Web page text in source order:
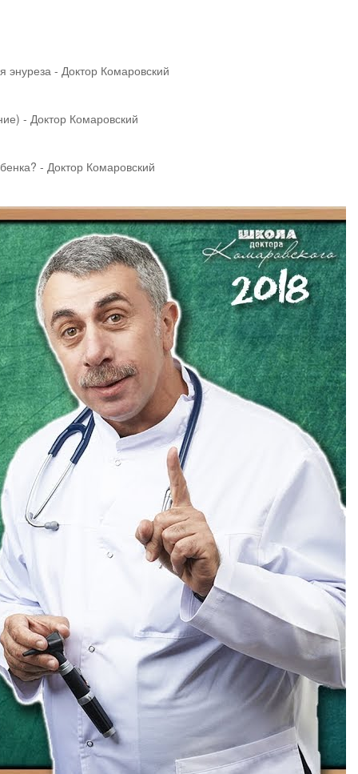
энуреза - Доктор Комаровский
- Доктор Комаровский
- Доктор Комаровский